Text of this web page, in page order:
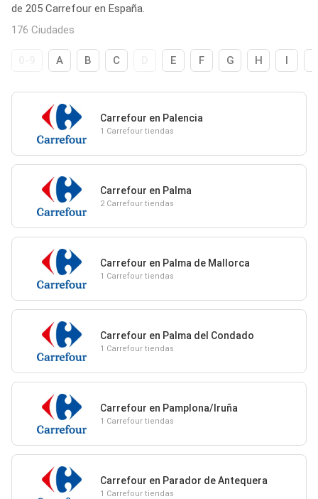
de 205 Carrefour en España.
176 Ciudades
A B C E F G H I
Carrefour en Palencia
1 Carrefour tiendas
Carrefour en Palma
2 Carrefour tiendas
Carrefour en Palma de Mallorca
1 Carrefour tiendas
Carrefour en Palma del Condado
1 Carrefour tiendas
Carrefour en Pamplona/Iruña
1 Carrefour tiendas
Carrefour en Parador de Antequera
1 Carrefour tiendas